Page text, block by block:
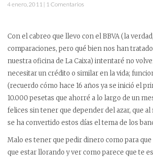
4 enero, 2011 | 1 Comentarios
Con el cabreo que llevo con el BBVA (la
comparaciones, pero qué bien nos han
nuestra oficina de La Caixa) intentaré no
necesitar un crédito o similar en la vida;
(recuerdo cómo hace 16 años ya se inició el
10.000 pesetas que ahorré a lo largo de un
felices sin tener que depender del azar, que al
se ha convertido estos días el tema de los
Malo es tener que pedir dinero como para
que estar llorando y ver como parece que te